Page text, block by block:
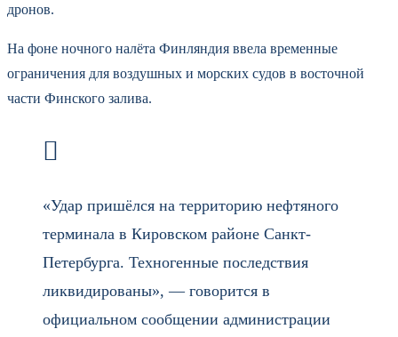
дронов.
На фоне ночного налёта Финляндия ввела временные
ограничения для воздушных и морских судов в восточной
части Финского залива.
«Удар пришёлся на территорию нефтяного
терминала в Кировском районе Санкт-
Петербурга. Техногенные последствия
ликвидированы», — говорится в
официальном сообщении администрации